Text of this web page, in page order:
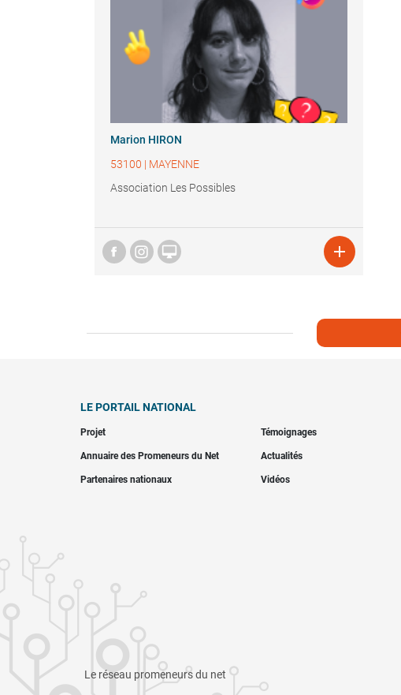
Marion HIRON
53100 | MAYENNE
Association Les Possibles
 
LE PORTAIL NATIONAL
Projet Témoignages
Annuaire des Promeneurs du Net Actualités
Partenaires nationaux Vidéos
Le réseau promeneurs du net